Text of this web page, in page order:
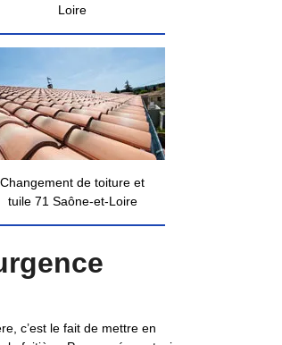
Loire
Changement de toiture et
tuile 71 Saône-et-Loire
c’est le fait de mettre en